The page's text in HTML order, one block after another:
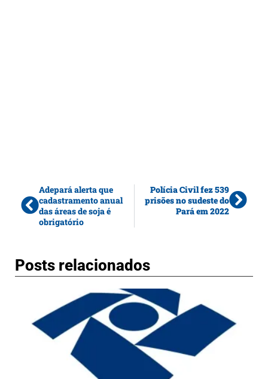
Adepará alerta que
cadastramento anual
das áreas de soja é
obrigatório
Polícia Civil fez 539
prisões no sudeste do
Pará em 2022
Posts relacionados